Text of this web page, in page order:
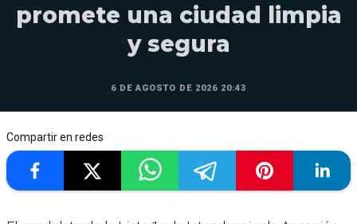
promete una ciudad limpia
y segura
6 DE AGOSTO DE 2026 20:43
Compartir en redes